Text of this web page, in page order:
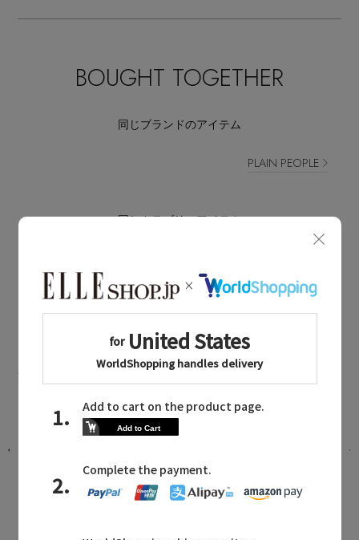
BOUGHT TOGETHER
同じブランドのアイテム
PLAIN PEOPLE
同じカテゴリのアイテム
PLAIN PEOPLE NEWS
プレインピープルに関連するニュース
今年もこの心地良さを。定番アイテム
2026.07.29 UP